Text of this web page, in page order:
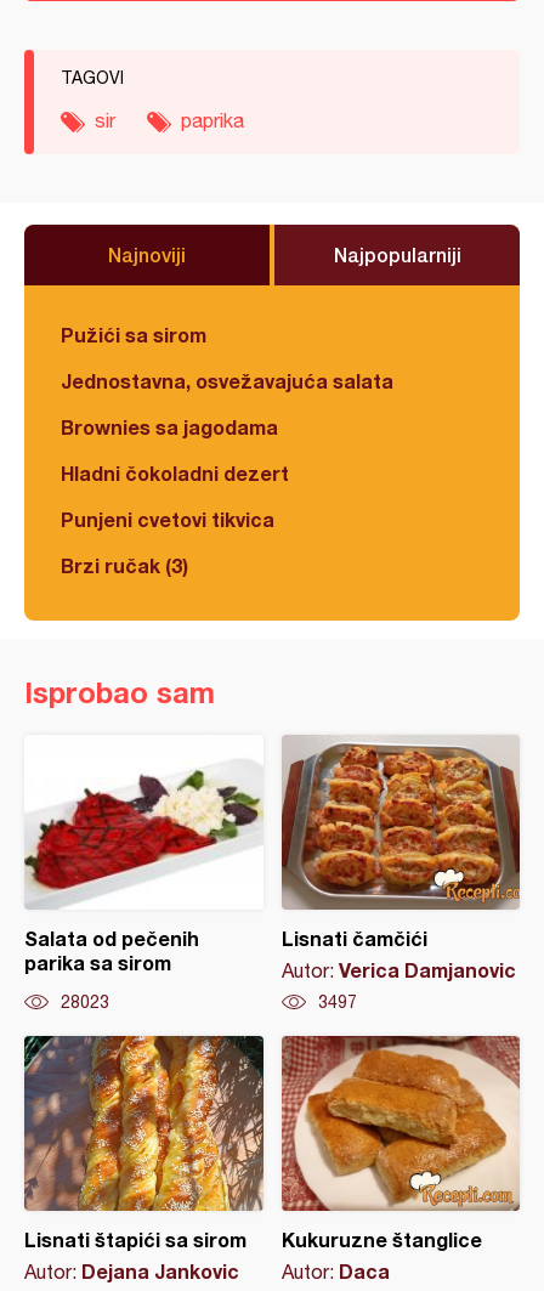
TAGOVI
sir paprika
Najnoviji Najpopularniji
Pužići sa sirom
Jednostavna, osvežavajuća salata
Brownies sa jagodama
Hladni čokoladni dezert
Punjeni cvetovi tikvica
Brzi ručak (3)
Isprobao sam
Salata od pečenih
parika sa sirom
28023
Lisnati čamčići
Autor: Verica Damjanovic
3497
Lisnati štapići sa sirom
Autor: Dejana Jankovic
Kukuruzne štanglice
Autor: Daca